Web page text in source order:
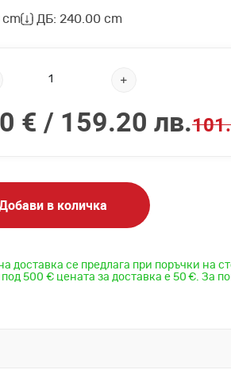
ДБ: 240.00 cm
€ / 159.20 лв.
в количка
доставка се предлага при поръчки на
500 € цената за доставка е 50 €. За